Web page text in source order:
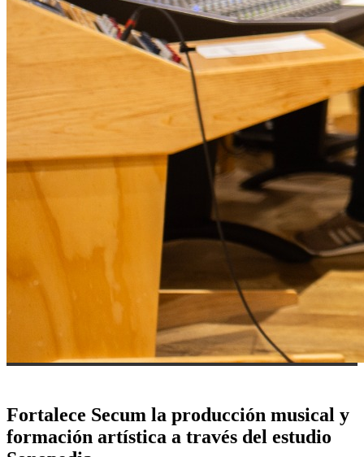
Fortalece Secum la producción musical y
formación artística a través del estudio